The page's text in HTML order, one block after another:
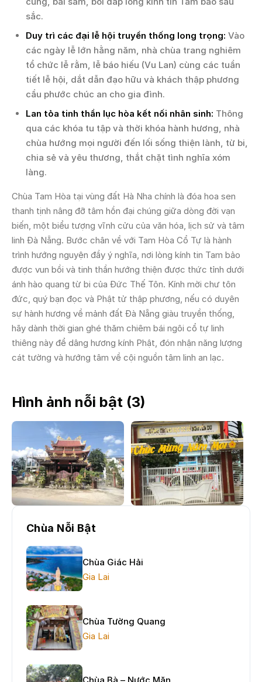
sắc.
Duy trì các đại lễ hội truyền thống long trọng: Vào
các ngày lễ lớn hằng năm, nhà chùa trang nghiêm
tổ chức lễ rằm, lễ báo hiếu (Vu Lan) cùng các tuần
tiết lễ hội, dắt dẫn đạo hữu và khách thập phương
cầu phước chúc an cho gia đình.
Lan tỏa tinh thần lục hòa kết nối nhân sinh: Thông
qua các khóa tu tập và thời khóa hành hương, nhà
chùa hướng mọi người đến lối sống thiện lành, từ bi,
chia sẻ và yêu thương, thắt chặt tình nghĩa xóm
làng.
Chùa Tam Hòa tại vùng đất Hà Nha chính là đóa hoa sen
thanh tịnh nâng đỡ tâm hồn đại chúng giữa dòng đời vạn
biến, một biểu tượng vĩnh cửu của văn hóa, lịch sử và tâm
linh Đà Nẵng. Bước chân về với Tam Hòa Cổ Tự là hành
trình hướng nguyện đầy ý nghĩa, nơi lòng kính tin Tam bảo
được vun bồi và tinh thần hướng thiện được thức tỉnh dưới
ánh hào quang từ bi của Đức Thế Tôn. Kính mời chư tôn
đức, quý bạn đọc và Phật tử thập phương, nếu có duyên
sự hành hương về mảnh đất Đà Nẵng giàu truyền thống,
hãy dành thời gian ghé thăm chiêm bái ngôi cổ tự linh
thiêng này để dâng hương kính Phật, đón nhận năng lượng
cát tường và hướng tâm về cội nguồn tâm linh an lạc.
Hình ảnh nỗi bật (3)
Chùa Nỗi Bật
Chùa Giác Hải
Gia Lai
Chùa Tường Quang
Gia Lai